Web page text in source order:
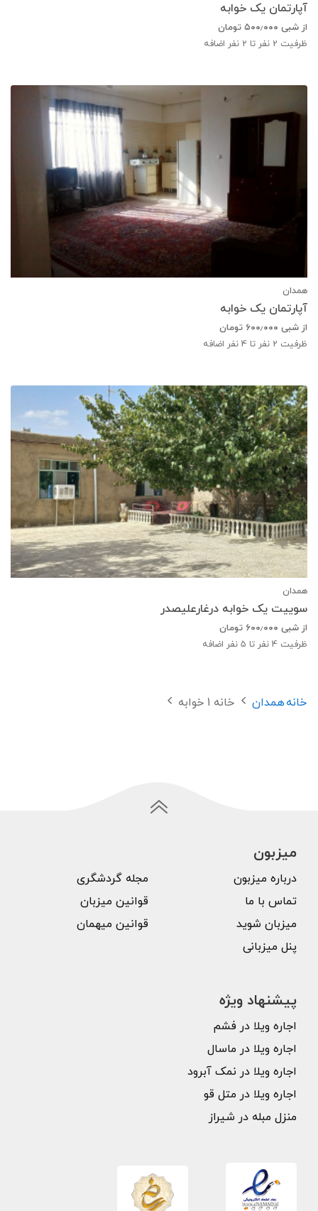
آپارتمان یک خوابه
از شبی ۵۰۰٫۰۰۰ تومان
ظرفیت 2 نفر تا 2 نفر اضافه
همدان
آپارتمان یک خوابه
از شبی ۶۰۰٫۰۰۰ تومان
ظرفیت 2 نفر تا 4 نفر اضافه
همدان
سوییت یک خوابه درغارعلیصدر
از شبی ۶۰۰٫۰۰۰ تومان
ظرفیت 4 نفر تا 5 نفر اضافه
خانههمدان خانه 1 خوابه
میزبون
درباره میزبون
تماس با ما
میزبان شوید
پنل میزبانی
مجله گردشگری
قوانین میزبان
قوانین میهمان
پیشنهاد ویژه
اجاره ویلا در فشم
اجاره ویلا در ماسال
اجاره ویلا در نمک آبرود
اجاره ویلا در متل قو
منزل مبله در شیراز